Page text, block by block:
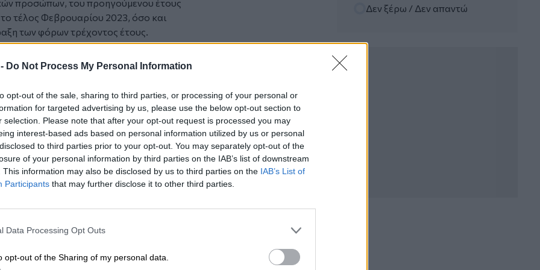
Do Not Process My Personal Information
opt-out of the sale, sharing to third parties, or processing of your personal or
for targeted advertising by us, please use the below opt-out section to
selection. Please note that after your opt-out request is processed you may
interest-based ads based on personal information utilized by us or personal
to third parties prior to your opt-out. You may separately opt-out of the
of your personal information by third parties on the IAB’s list of downstream
This information may also be disclosed by us to third parties on the IAB’s List of
Participants that may further disclose it to other third parties.
Data Processing Opt Outs
opt-out of the Sharing of my personal data.
προσώπων, του προηγούμενου έτους
τέλος Φεβρουαρίου 2023, όσο και
των φόρων τρέχοντος έτους.
της κατηγορίας αυτής
ευρώ και είναι αυξημένα έναντι του
ευρώ και είναι μειωμένα έναντι του
ανήλθαν σε 1.567 εκατ. ευρώ και είναι
ευρώ.
σε 7.479 εκατ. ευρώ και είναι
ευρώ.
Εισφορές» ανήλθαν σε 29 εκατ. ευρώ
1 εκατ. ευρώ.
ανήλθαν σε 4.407 εκατ. ευρώ,
που έχει περιληφθεί στην
2023, εξαιτίας των μειωμένων εσόδων
ευρώ από ANFAs όπως
Randy Schekman, Νομπελίστας Ιατρικής:
του Πάρκινσον»
05.08.2026 - 12:33
Δεν ξέρω / Δεν απαντώ